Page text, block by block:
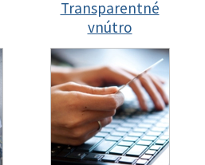
Transparentné
vnútro